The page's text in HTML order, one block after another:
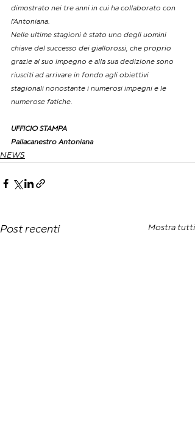
dimostrato nei tre anni in cui ha collaborato con
l’Antoniana.
Nelle ultime stagioni è stato uno degli uomini
chiave del successo dei giallorossi, che proprio
grazie al suo impegno e alla sua dedizione sono
riusciti ad arrivare in fondo agli obiettivi
stagionali nonostante i numerosi impegni e le
numerose fatiche.
UFFICIO STAMPA
Pallacanestro Antoniana
NEWS
Post recenti Mostra tutti